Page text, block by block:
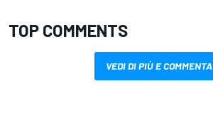
TOP COMMENTS
VEDI DI PIÙ E COMMENTA